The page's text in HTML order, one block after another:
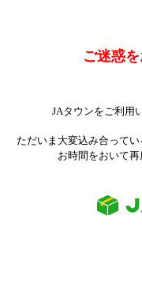
ご迷惑
JAタウンをご利用
ただいま大変込み合って
お時間をおいて